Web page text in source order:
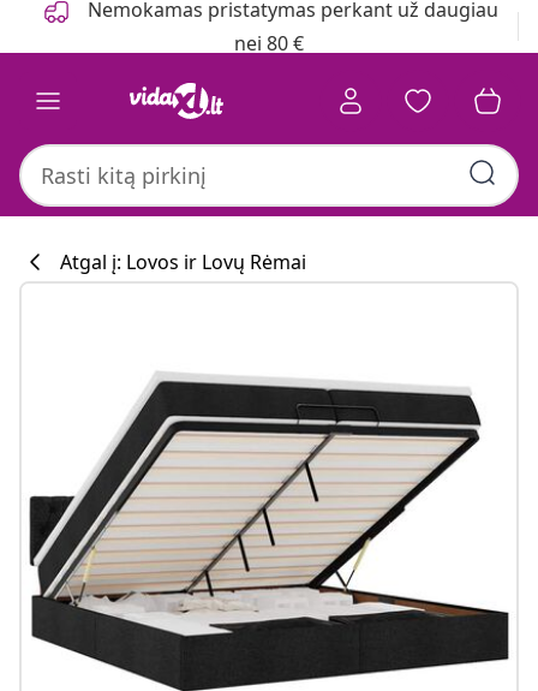
Nemokamas pristatymas perkant už daugiau
nei 80 €
Atgal į: Lovos ir Lovų Rėmai